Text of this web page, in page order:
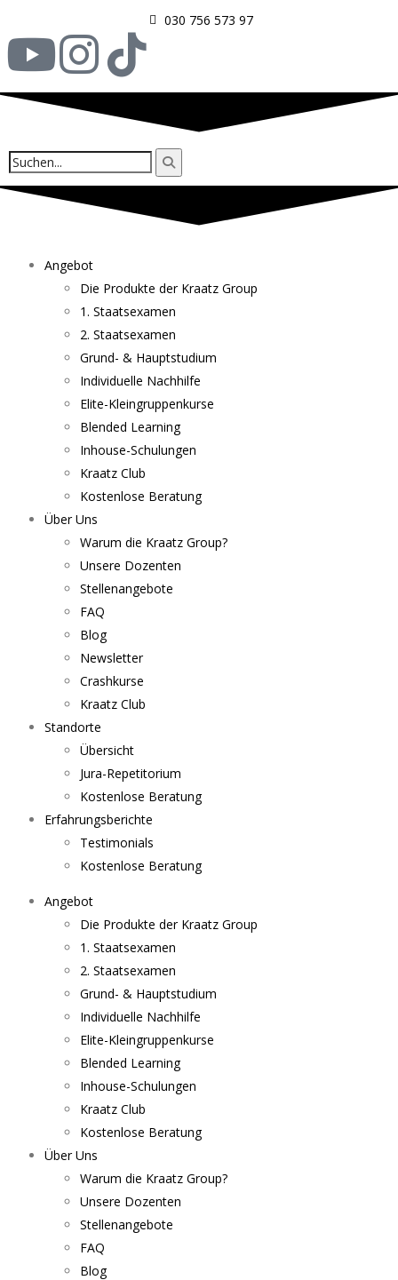
030 756 573 97
Angebot
Die Produkte der Kraatz Group
1. Staatsexamen
2. Staatsexamen
Grund- & Hauptstudium
Individuelle Nachhilfe
Elite-Kleingruppenkurse
Blended Learning
Inhouse-Schulungen
Kraatz Club
Kostenlose Beratung
Über Uns
Warum die Kraatz Group?
Unsere Dozenten
Stellenangebote
FAQ
Blog
Newsletter
Crashkurse
Kraatz Club
Standorte
Übersicht
Jura-Repetitorium
Kostenlose Beratung
Erfahrungsberichte
Testimonials
Kostenlose Beratung
Angebot
Die Produkte der Kraatz Group
1. Staatsexamen
2. Staatsexamen
Grund- & Hauptstudium
Individuelle Nachhilfe
Elite-Kleingruppenkurse
Blended Learning
Inhouse-Schulungen
Kraatz Club
Kostenlose Beratung
Über Uns
Warum die Kraatz Group?
Unsere Dozenten
Stellenangebote
FAQ
Blog